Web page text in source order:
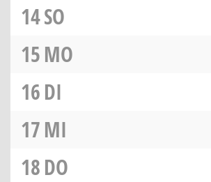
14SO
15MO
16DI
17MI
18DO